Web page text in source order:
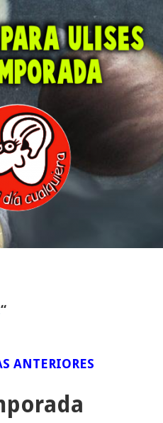
“
ANTERIORES